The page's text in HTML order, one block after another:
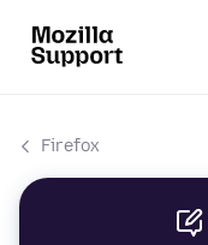
Firefox